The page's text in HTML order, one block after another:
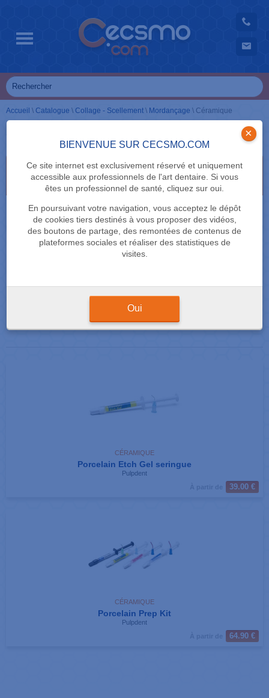
BIENVENUE SUR CECSMO.COM
Ce site internet est exclusivement réservé et uniquement
accessible aux professionnels de l'art dentaire. Si vous
êtes un professionnel de santé, cliquez sur oui.
En poursuivant votre navigation, vous acceptez le dépôt
de cookies tiers destinés à vous proposer des vidéos,
des boutons de partage, des remontées de contenus de
plateformes sociales et réaliser des statistiques de
visites.
×
Oui
Accueil \ Catalogue \ Collage - Scellement \ Mordançage \ Céramique
Sélectionnez vos critères de recherche en cliquant
dessus
MARQUE
CÉRAMIQUE
Porcelain Etch Gel seringue
Pulpdent
39.00 €
CÉRAMIQUE
Porcelain Prep Kit
Pulpdent
64.90 €